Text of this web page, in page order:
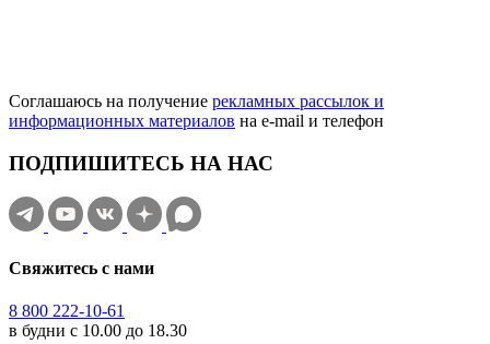
Соглашаюсь на получение рекламных рассылок и
информационных материалов на e‑mail и телефон
ПОДПИШИТЕСЬ НА НАС
Свяжитесь с нами
8 800 222-10-61
в будни с 10.00 до 18.30